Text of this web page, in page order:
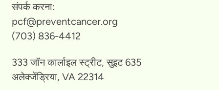
संपर्क करना:
pcf@preventcancer.org
(703) 836-4412
333 जॉन कार्लाइल स्ट्रीट, सुइट 635
अलेक्जेंड्रिया, VA 22314